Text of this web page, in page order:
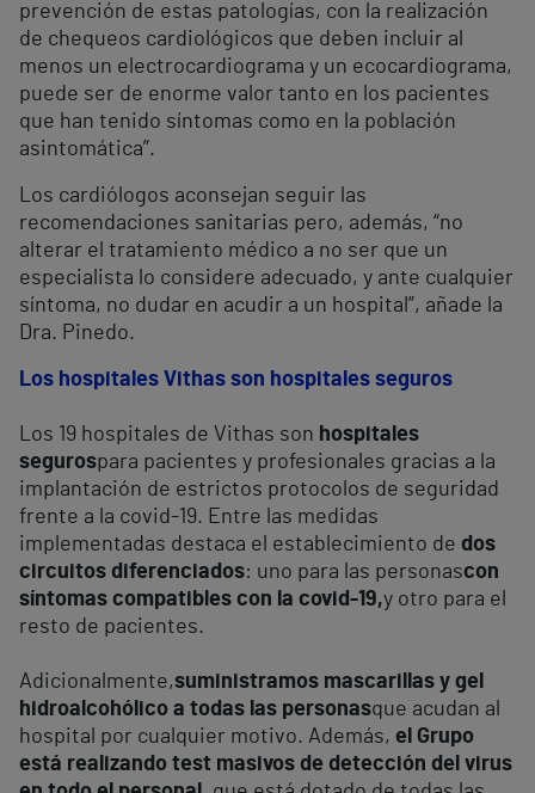
prevención de estas patologías, con la realización
de chequeos cardiológicos que deben incluir al
menos un electrocardiograma y un ecocardiograma,
puede ser de enorme valor tanto en los pacientes
que han tenido síntomas como en la población
asintomática”.
Los cardiólogos aconsejan seguir las
recomendaciones sanitarias pero, además, “no
alterar el tratamiento médico a no ser que un
especialista lo considere adecuado, y ante cualquier
síntoma, no dudar en acudir a un hospital”, añade la
Dra. Pinedo.
Los hospitales Vithas son hospitales seguros
Los 19 hospitales de Vithas son hospitales
segurospara pacientes y profesionales gracias a la
implantación de estrictos protocolos de seguridad
frente a la covid-19. Entre las medidas
implementadas destaca el establecimiento de dos
circuitos diferenciados: uno para las personascon
síntomas compatibles con la covid-19,y otro para el
resto de pacientes.
Adicionalmente,suministramos mascarillas y gel
hidroalcohólico a todas las personasque acudan al
hospital por cualquier motivo. Además, el Grupo
está realizando test masivos de detección del virus